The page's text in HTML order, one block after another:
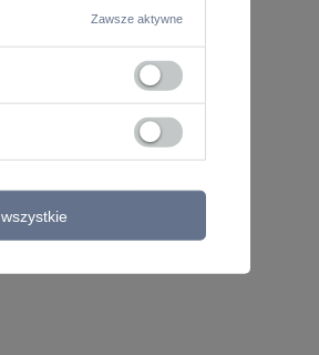
Zawsze aktywne